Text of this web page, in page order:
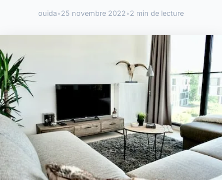
ouida•25 novembre 2022•2 min de lecture